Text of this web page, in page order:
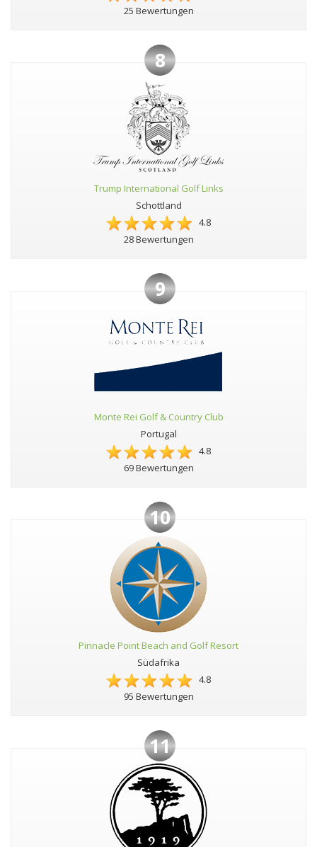
25 Bewertungen
8
Trump International Golf Links
Schottland
4.8
28 Bewertungen
9
Monte Rei Golf & Country Club
Portugal
4.8
69 Bewertungen
10
Pinnacle Point Beach and Golf Resort
Südafrika
4.8
95 Bewertungen
11